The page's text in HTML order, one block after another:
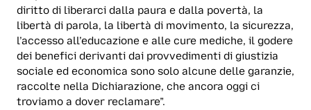
diritto di liberarci dalla paura e dalla povertà, la
libertà di parola, la libertà di movimento, la sicurezza,
l’accesso all’educazione e alle cure mediche, il godere
dei benefici derivanti dai provvedimenti di giustizia
sociale ed economica sono solo alcune delle garanzie,
raccolte nella Dichiarazione, che ancora oggi ci
troviamo a dover reclamare”.